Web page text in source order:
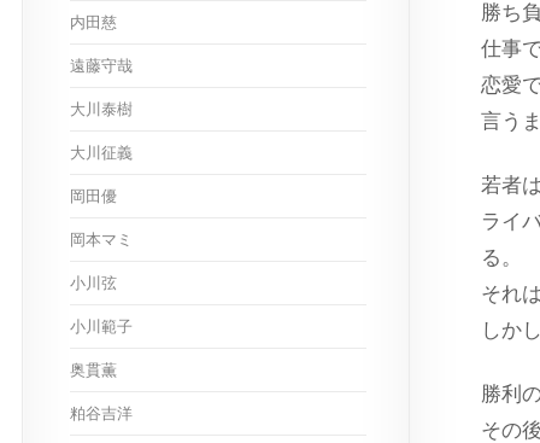
勝ち
仕事
恋愛
言う
若者
ライ
る。
それ
しか
勝利
その
内田慈
遠藤守哉
大川泰樹
大川征義
岡田優
岡本マミ
小川弦
小川範子
奥貫薫
粕谷吉洋